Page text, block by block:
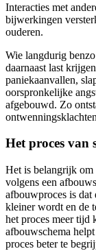
Interacties met
bijwerkingen
ouderen.
Wie langdurig
daarnaast last
paniekaanvallen,
oorspronkelijke
afgebouwd. Zo
Het proces van
Het is belangrijk om
volgens een
afbouwproces is dat
kleiner wordt en de
het proces meer tijd
afbouwschema
proces beter te